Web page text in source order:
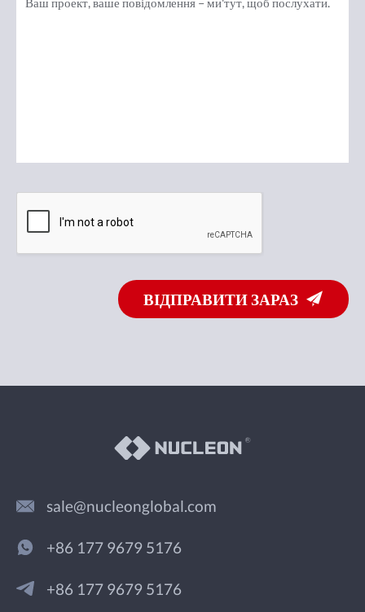
ВІДПРАВИТИ ЗАРАЗ
sale@nucleonglobal.com
+86 177 9679 5176
+86 177 9679 5176